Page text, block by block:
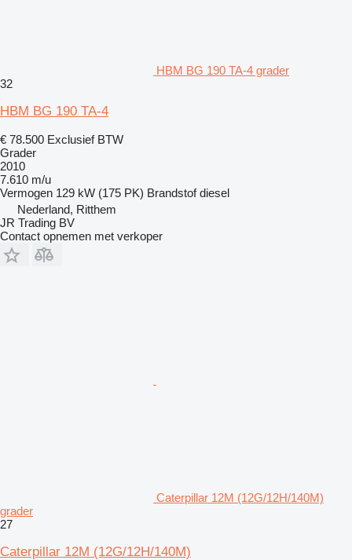
HBM BG 190 TA-4 grader
32
HBM BG 190 TA-4
€ 78.500 Exclusief BTW
Grader
2010
7.610 m/u
Vermogen 129 kW (175 PK) Brandstof diesel
Nederland, Ritthem
JR Trading BV
Contact opnemen met verkoper
Caterpillar 12M (12G/12H/140M)
grader
27
Caterpillar 12M (12G/12H/140M)